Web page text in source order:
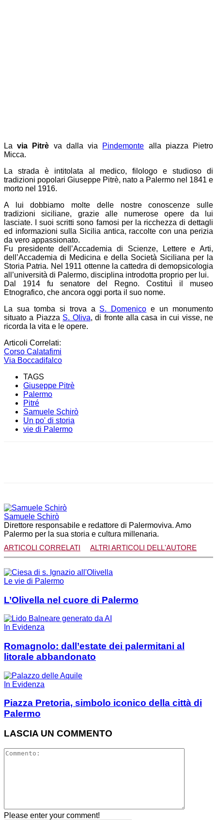
Lavia Pitrè va dalla via Pindemonte alla piazza Pietro
Micca.
La strada è intitolata al medico, filologo e studioso di
tradizioni popolari Giuseppe Pitrè, nato a Palermo nel 1841 e
morto nel 1916.
A lui dobbiamo molte delle nostre conoscenze sulle
tradizioni siciliane, grazie alle numerose opere da lui
lasciate. I suoi scritti sono famosi per la ricchezza di dettagli
ed informazioni sulla Sicilia antica, raccolte con una perizia
da vero appassionato.
Fu presidente dell’Accademia di Scienze, Lettere e Arti,
dell’Accademia di Medicina e della Società Siciliana per la
Storia Patria. Nel 1911 ottenne la cattedra di demopsicologia
all’università di Palermo, disciplina introdotta proprio per lui.
Dal 1914 fu senatore del Regno. Costituì il museo
Etnografico, che ancora oggi porta il suo nome.
La sua tomba si trova a S. Domenico e un monumento
situato a Piazza S. Oliva, di fronte alla casa in cui visse, ne
ricorda la vita e le opere.
Articoli Correlati:
Corso Calatafimi
Via Boccadifalco
TAGS
Giuseppe Pitrè
Palermo
Pitré
Samuele Schirò
Un po' di storia
vie di Palermo
Samuele Schirò
Direttore responsabile e redattore di Palermoviva. Amo
Palermo per la sua storia e cultura millenaria.
ARTICOLI CORRELATI
ALTRI ARTICOLI DELL'AUTORE
Le vie di Palermo
L’Olivella nel cuore di Palermo
In Evidenza
Romagnolo: dall’estate dei palermitani al
litorale abbandonato
In Evidenza
Piazza Pretoria, simbolo iconico della città di
Palermo
LASCIA UN COMMENTO
Please enter your comment!